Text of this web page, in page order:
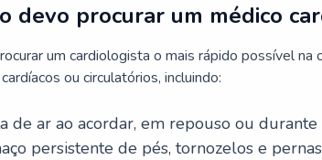
devo procurar um médico
um cardiologista o mais rápido possível na
ou circulatórios, incluindo:
de ar ao acordar, em repouso ou
persistente de pés, tornozelos e